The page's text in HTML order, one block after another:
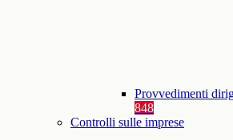
Provvedimenti
848
Controlli sulle imprese